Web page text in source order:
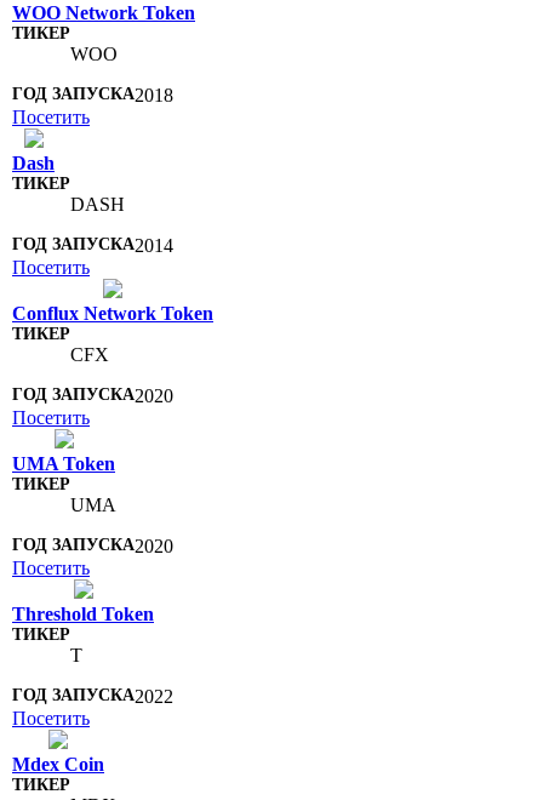
WOO Network Token
WOO
2018
Посетить
Dash
DASH
2014
Посетить
Conflux Network Token
CFX
2020
Посетить
UMA Token
UMA
2020
Посетить
Threshold Token
T
2022
Посетить
Mdex Coin